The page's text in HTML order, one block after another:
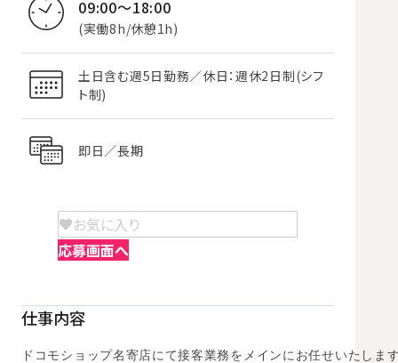
09:00～18:00
(実働8h/休憩1h)
土日含む週5日勤務／休日：週休2日制(シフ
ト制)
即日／長期
お気に入り
応募画面へ
仕事内容
ドコモショップ名寄店にて接客業務をメインにお任せいたしま